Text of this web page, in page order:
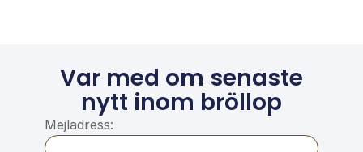
Var med om senaste
nytt inom bröllop
Mejladress: